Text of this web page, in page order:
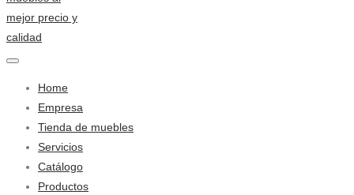
Home
Empresa
Tienda de muebles
Servicios
Catálogo
Productos